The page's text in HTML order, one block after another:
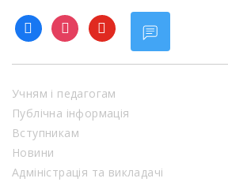
facebookinstagram
youtube
Учням і педагогам
Публічна інформація
Вступникам
Новини
Адміністрація та викладачі